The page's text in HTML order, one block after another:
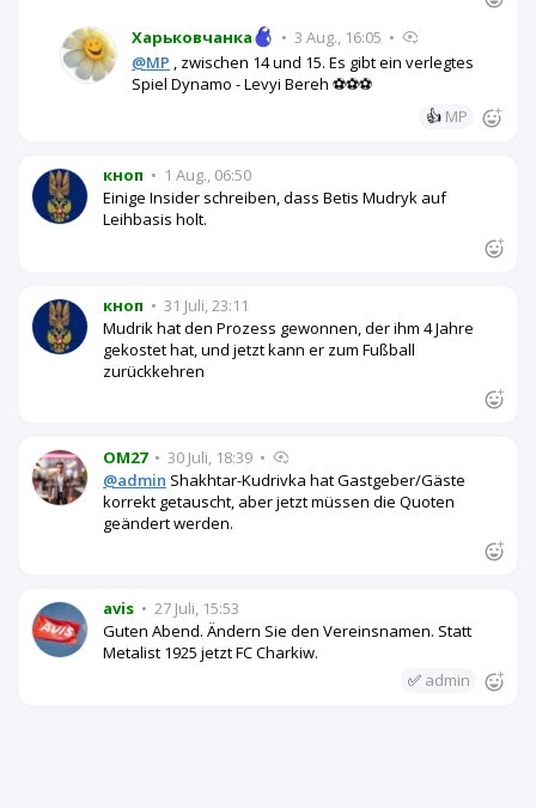
Харьковчанка • 3 Aug., 16:05 •
@MP , zwischen 14 und 15. Es gibt ein verlegtes
Spiel Dynamo - Levyi Bereh ⚽⚽⚽
👍 MP
кноп • 1 Aug., 06:50
Einige Insider schreiben, dass Betis Mudryk auf
Leihbasis holt.
кноп • 31 Juli, 23:11
Mudrik hat den Prozess gewonnen, der ihm 4 Jahre
gekostet hat, und jetzt kann er zum Fußball
zurückkehren
OM27 • 30 Juli, 18:39 •
@admin Shakhtar-Kudrivka hat Gastgeber/Gäste
korrekt getauscht, aber jetzt müssen die Quoten
geändert werden.
avis • 27 Juli, 15:53
Guten Abend. Ändern Sie den Vereinsnamen. Statt
Metalist 1925 jetzt FC Charkiw.
✅ admin